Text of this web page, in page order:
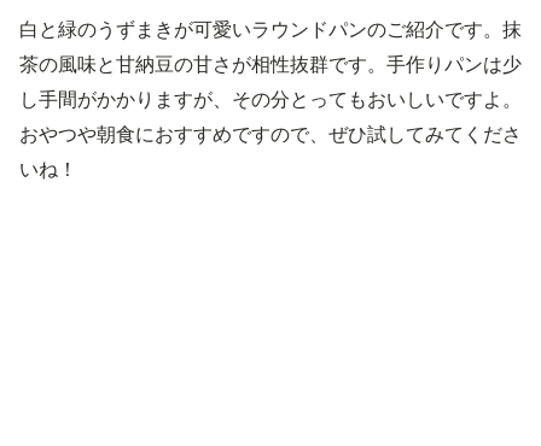
白と緑のうずまきが可愛いラウンドパンのご紹介です。抹
茶の風味と甘納豆の甘さが相性抜群です。手作りパンは少
し手間がかかりますが、その分とってもおいしいですよ。
おやつや朝食におすすめですので、ぜひ試してみてくださ
いね！